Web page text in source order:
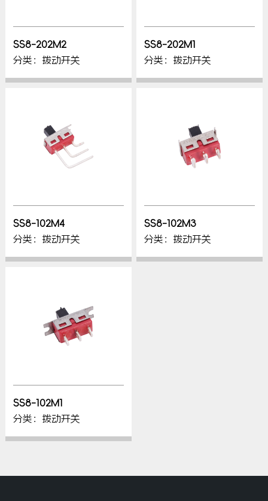
SS8-202M2
分类：拨动开关
SS8-202M1
分类：拨动开关
SS8-102M4
分类：拨动开关
SS8-102M3
分类：拨动开关
SS8-102M1
分类：拨动开关